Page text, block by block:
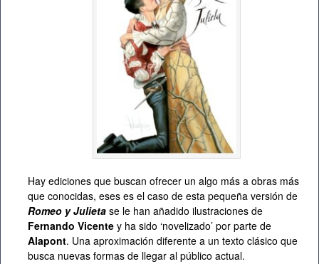
Hay ediciones que buscan ofrecer un algo más a obras más
que conocidas, eses es el caso de esta pequeña versión de
Romeo y Julieta se le han añadido ilustraciones de
Fernando Vicente y ha sido ‘novelizado’ por parte de
Alapont. Una aproximación diferente a un texto clásico que
busca nuevas formas de llegar al público actual.